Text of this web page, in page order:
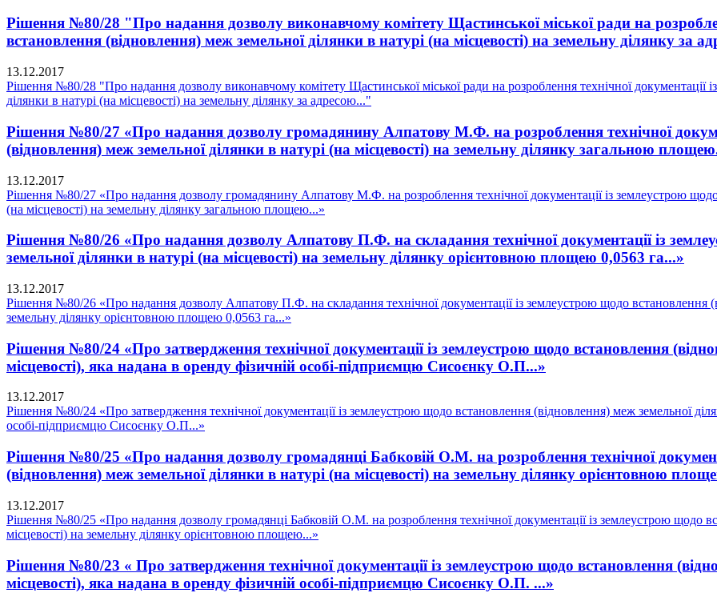
Рішення №80/28 "Про надання дозволу виконавчому комітету Щастинської міської ради на
встановлення (відновлення) меж земельної ділянки в натурі (на місцевості) на земельну ділянку за
13.12.2017
Рішення №80/28 "Про надання дозволу виконавчому комітету Щастинської міської ради на розроблення технічної
ділянки в натурі (на місцевості) на земельну ділянку за адресою..."
Рішення №80/27 «Про надання дозволу громадянину Алпатову М.Ф. на розроблення технічної
(відновлення) меж земельної ділянки в натурі (на місцевості) на земельну ділянку загальною
13.12.2017
Рішення №80/27 «Про надання дозволу громадянину Алпатову М.Ф. на розроблення технічної документації із землеустрою
(на місцевості) на земельну ділянку загальною площею...»
Рішення №80/26 «Про надання дозволу Алпатову П.Ф. на складання технічної документації із
земельної ділянки в натурі (на місцевості) на земельну ділянку орієнтовною площею 0,0563 га...»
13.12.2017
Рішення №80/26 «Про надання дозволу Алпатову П.Ф. на складання технічної документації із землеустрою щодо встановлення
земельну ділянку орієнтовною площею 0,0563 га...»
Рішення №80/24 «Про затвердження технічної документації із землеустрою щодо встановлення
місцевості), яка надана в оренду фізичній особі-підприємцю Сисоєнку О.П...»
13.12.2017
Рішення №80/24 «Про затвердження технічної документації із землеустрою щодо встановлення (відновлення) меж земельної
особі-підприємцю Сисоєнку О.П...»
Рішення №80/25 «Про надання дозволу громадянці Бабковій О.М. на розроблення технічної
(відновлення) меж земельної ділянки в натурі (на місцевості) на земельну ділянку орієнтовною
13.12.2017
Рішення №80/25 «Про надання дозволу громадянці Бабковій О.М. на розроблення технічної документації із землеустрою щодо
місцевості) на земельну ділянку орієнтовною площею...»
Рішення №80/23 « Про затвердження технічної документації із землеустрою щодо встановлення
місцевості), яка надана в оренду фізичній особі-підприємцю Сисоєнку О.П. ...»